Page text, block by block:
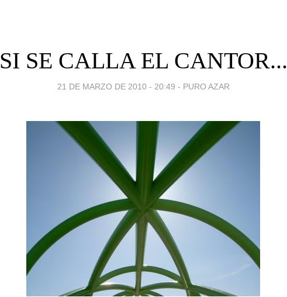
SI SE CALLA EL CANTOR...
21 DE MARZO DE 2010 - 20:49 - PURO AZAR